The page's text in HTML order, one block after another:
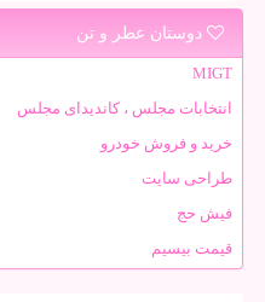
دوستان عطر و تن
MIGT
انتخابات مجلس ، کاندیدای مجلس
خرید و فروش خودرو
طراحی سایت
فیش حج
قیمت بیسیم